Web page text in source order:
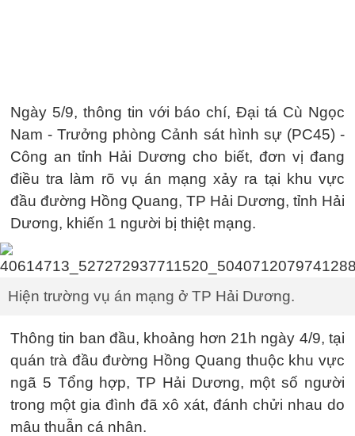
Ngày 5/9, thông tin với báo chí, Đại tá Cù Ngọc
Nam - Trưởng phòng Cảnh sát hình sự (PC45) -
Công an tỉnh Hải Dương cho biết, đơn vị đang
điều tra làm rõ vụ án mạng xảy ra tại khu vực
đầu đường Hồng Quang, TP Hải Dương, tỉnh Hải
Dương, khiến 1 người bị thiệt mạng.
Hiện trường vụ án mạng ở TP Hải Dương.
Thông tin ban đầu, khoảng hơn 21h ngày 4/9, tại
quán trà đầu đường Hồng Quang thuộc khu vực
ngã 5 Tổng hợp, TP Hải Dương, một số người
trong một gia đình đã xô xát, đánh chửi nhau do
mâu thuẫn cá nhân.